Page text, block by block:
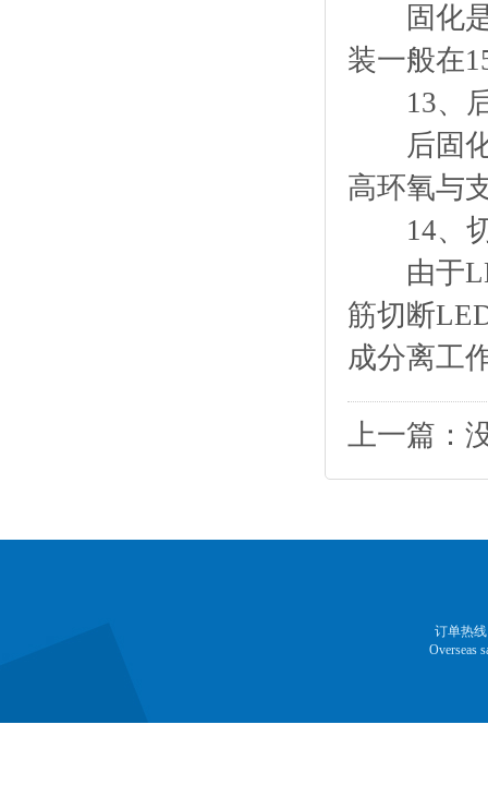
固化是
装一般在
13、后
后固化
高环氧与
14、切
由于
筋切断
成分离工
上一篇：
订单热线
Overseas